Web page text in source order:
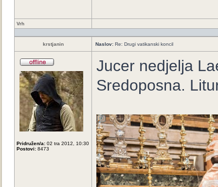
Vrh
krstjanin Naslov: Re: Drugi vatikanski koncil
Pridružen/a: 02 tra 2012, 10:30
Postovi: 8473
Jucer nedjelja
Sredoposna.